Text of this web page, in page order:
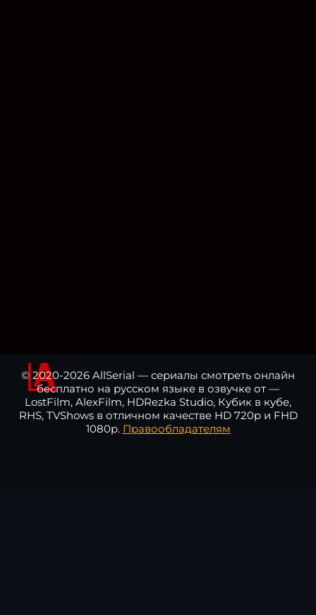
© 2020-2026 AllSerial — сериалы смотреть онлайн
бесплатно на русском языке в озвучке от —
LostFilm, AlexFilm, HDRezka Studio, Кубик в кубе,
RHS, TVShows в отличном качестве HD 720p и FHD
1080p. Правообладателям